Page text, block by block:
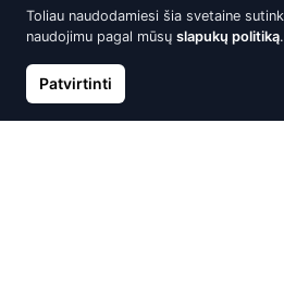
Išparduota
Toliau naudodamiesi šia svetaine
naudojimu pagal mūsų slapukų politiką.
Patvirtinti